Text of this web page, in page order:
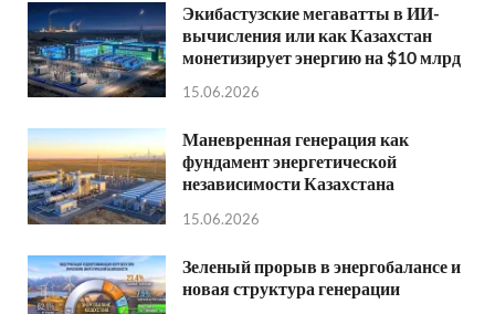
Экибастузские мегаватты в ИИ-
вычисления или как Казахстан
монетизирует энергию на $10 млрд
15.06.2026
Маневренная генерация как
фундамент энергетической
независимости Казахстана
15.06.2026
Зеленый прорыв в энергобалансе и
новая структура генерации